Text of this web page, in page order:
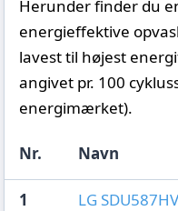
Herunder finder du
energieffektive
lavest til højest
angivet pr. 100
energimærket).
Nr. Navn
1
LG SDU587HV